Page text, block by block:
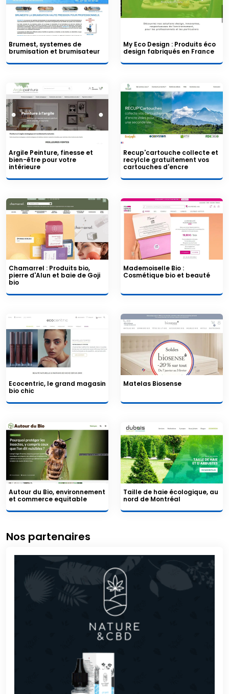
Brumest, systemes de
brumisation et brumisateur
My Eco Design : Produits éco
design fabriqués en France
Argile Peinture, finesse et
bien-être pour votre
intérieure
Recup'cartouche collecte et
recylcle gratuitement vos
cartouches d'encre
Chamarrel : Produits bio,
pierre d'Alun et baie de Goji
bio
Mademoiselle Bio :
Cosmétique bio et beauté
Ecocentric, le grand magasin
bio chic
Matelas Biosense
Autour du Bio, environnement
et commerce equitable
Taille de haie écologique, au
nord de Montréal
Nos partenaires